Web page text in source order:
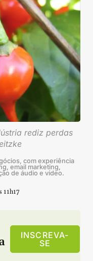
rediz perdas
com experiência
email marketing,
de áudio e vídeo.
11h17
INSCREVA-
SE